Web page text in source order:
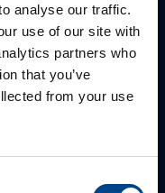
analyse our traffic.
use of our site with
partners who
that you’ve
from your use